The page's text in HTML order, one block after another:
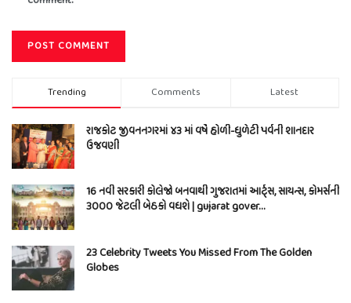
Trending Comments Latest
રાજકોટ જીવનનગરમાં ૪૩ માં વર્ષે હોળી-ધુળેટી પર્વની શાનદાર
ઉજવણી
16 નવી સરકારી કોલેજો બનવાથી ગુજરાતમાં આર્ટ્સ, સાયન્સ, કોમર્સની
3000 જેટલી બેઠકો વધશે | gujarat gover…
23 Celebrity Tweets You Missed From The Golden
Globes